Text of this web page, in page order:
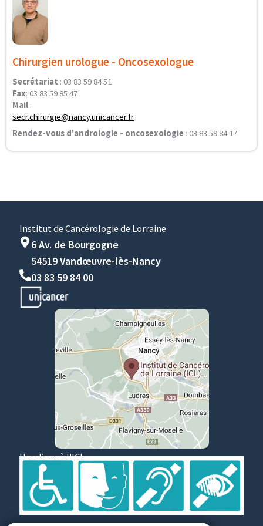
Chirurgien urologue - Oncosexologue
Secrétariat : 03 83 59 84 51
Fax: 03 83 59 85 47
Mail :
secr.chirurgie@nancy.unicancer.fr
Rendez-vous d'andrologie - oncosexologie : 03 83 59 84 17
Institut de Cancérologie de Lorraine
6 Av. de Bourgogne
54519 Vandœuvre-lès-Nancy
03 83 59 84 00
Handicap à l'ICL